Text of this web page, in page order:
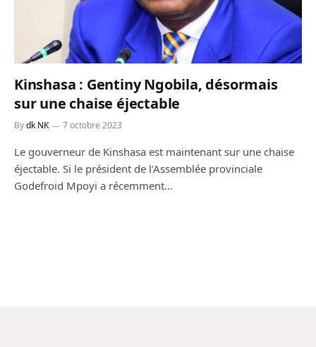
Kinshasa : Gentiny Ngobila, désormais
sur une chaise éjectable
Bydk NK 7 octobre 2023
Le gouverneur de Kinshasa est maintenant sur une chaise
éjectable. Si le président de l’Assemblée provinciale
Godefroid Mpoyi a récemment…